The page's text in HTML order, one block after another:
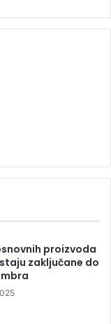
proizvoda
zaključane do